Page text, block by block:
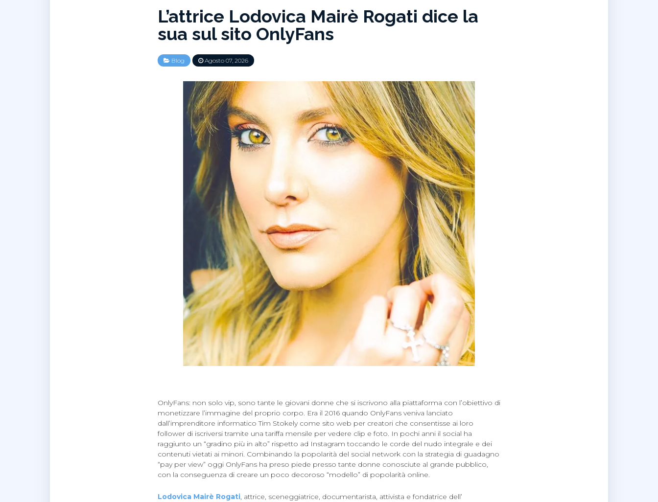
L’attrice Lodovica Mairè Rogati dice la
sua sul sito OnlyFans
Blog Agosto 07, 2026
OnlyFans: non solo vip, sono tante le giovani donne che si iscrivono alla piattaforma con l’obiettivo di
monetizzare l’immagine del proprio corpo. Era il 2016 quando OnlyFans veniva lanciato
dall’imprenditore informatico Tim Stokely come sito web per creatori che consentisse ai loro
follower di iscriversi tramite una tariffa mensile per vedere clip e foto. In pochi anni il social ha
raggiunto un “gradino più in alto” rispetto ad Instagram toccando le corde del nudo integrale e dei
contenuti vietati ai minori. Combinando la popolarità del social network con la strategia di guadagno
“pay per view” oggi OnlyFans ha preso piede presso tante donne conosciute al grande pubblico,
con la conseguenza di creare un poco decoroso “modello” di popolarità online.
Lodovica Mairè Rogati, attrice, sceneggiatrice, documentarista, attivista e fondatrice dell’